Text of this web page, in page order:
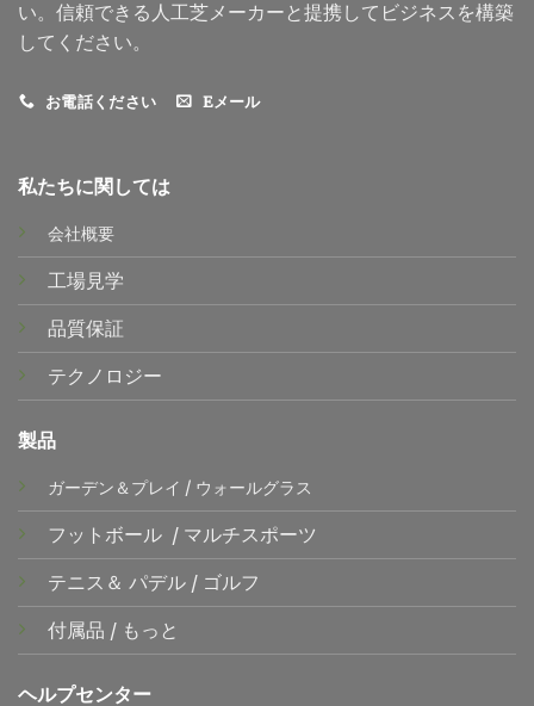
い。信頼できる人工芝メーカーと提携してビジネスを構築
してください。
お電話ください Eメール
私たちに関しては
会社概要
工場見学
品質保証
テクノロジー
製品
ガーデン＆プレイ / ウォールグラス
フットボール / マルチスポーツ
テニス＆ パデル / ゴルフ
付属品 / もっと
ヘルプセンター